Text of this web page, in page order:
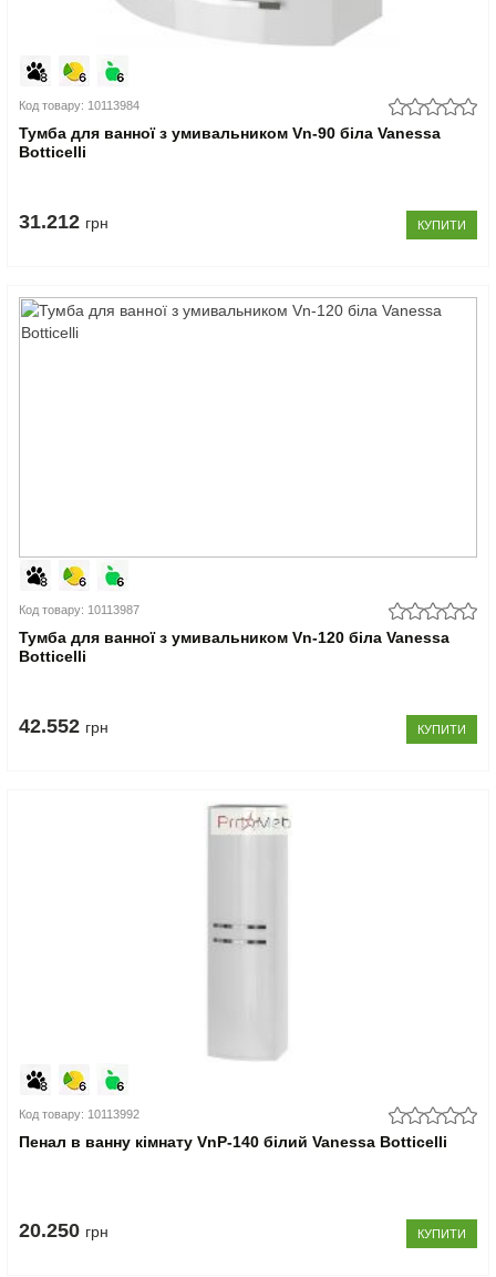
Код товару: 10113984
Тумба для ванної з умивальником Vn-90 біла Vanessa
Botticelli
31.212 грн КУПИТИ
Код товару: 10113987
Тумба для ванної з умивальником Vn-120 біла Vanessa
Botticelli
42.552 грн КУПИТИ
Код товару: 10113992
Пенал в ванну кімнату VnP-140 білий Vanessa Botticelli
20.250 грн КУПИТИ